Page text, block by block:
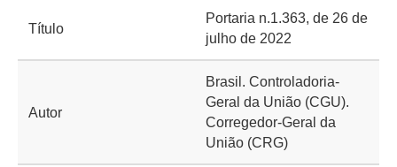
Título
Portaria n.1.363, de 26 de
julho de 2022
Autor
Brasil. Controladoria-
Geral da União (CGU).
Corregedor-Geral da
União (CRG)